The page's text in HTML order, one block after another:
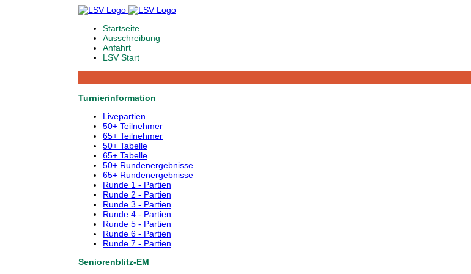
Startseite
Ausschreibung
Anfahrt
LSV Start
Turnierinformation
Livepartien
50+ Teilnehmer
65+ Teilnehmer
50+ Tabelle
65+ Tabelle
50+ Rundenergebnisse
65+ Rundenergebnisse
Runde 1 - Partien
Runde 2 - Partien
Runde 3 - Partien
Runde 4 - Partien
Runde 5 - Partien
Runde 6 - Partien
Runde 7 - Partien
Seniorenblitz-EM